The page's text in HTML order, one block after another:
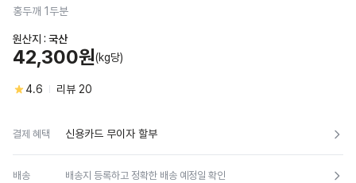
홍두깨 1두분
원산지 : 국산
42,300원(kg당)
4.6 리뷰 20
결제 혜택 신용카드 무이자 할부
배송 배송지 등록하고 정확한 배송 예정일 확인